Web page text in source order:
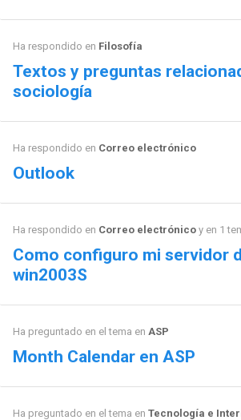
Ha respondido en Filosofía
Textos y preguntas
sociología
Ha respondido en Correo electrónico
Outlook
Ha respondido en Correo electrónicoy en 1
Como configuro mi servidor
win2003S
Ha preguntado en el tema en ASP
Month Calendar en ASP
Ha preguntado en el tema en Tecnología e